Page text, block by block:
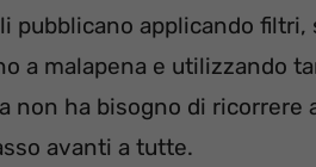
pubblicano applicando
a malapena e utilizzando
non ha bisogno di
avanti a tutte.